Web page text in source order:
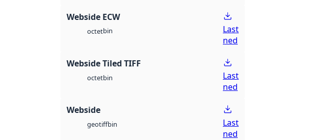
Webside ECW
octetbin
Last
ned
Webside Tiled TIFF
octetbin
Last
ned
Webside
geotiffbin
Last
ned